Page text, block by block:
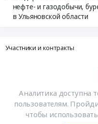
нефте- и газодобычи,
в Ульяновской области
Участники и контракты
Аналитика доступна
пользователям.
чтобы